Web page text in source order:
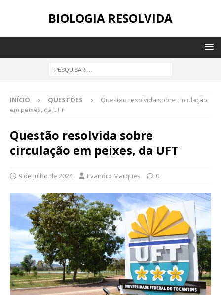
BIOLOGIA RESOLVIDA
INÍCIO QUESTÕES
Questão resolvida sobre circulação
em peixes, da UFT
Questão resolvida sobre
circulação em peixes, da UFT
9 de julho de 2024 Evandro Marques 0